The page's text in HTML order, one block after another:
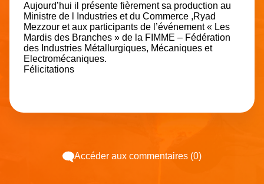
Aujourd’hui il présente fièrement sa production au
Ministre de l Industries et du Commerce ,Ryad
Mezzour et aux participants de l’événement « Les
Mardis des Branches » de la FIMME – Fédération
des Industries Métallurgiques, Mécaniques et
Electromécaniques.
Félicitations
Accéder aux commentaires (0)